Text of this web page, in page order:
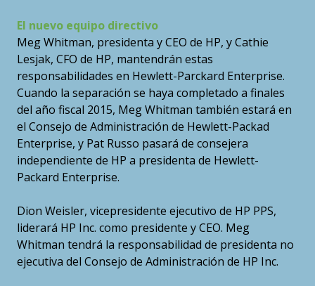
El nuevo equipo directivo
Meg Whitman, presidenta y CEO de HP, y Cathie
Lesjak, CFO de HP, mantendrán estas
responsabilidades en Hewlett-Parckard Enterprise.
Cuando la separación se haya completado a finales
del año fiscal 2015, Meg Whitman también estará en
el Consejo de Administración de Hewlett-Packad
Enterprise, y Pat Russo pasará de consejera
independiente de HP a presidenta de Hewlett-
Packard Enterprise.
Dion Weisler, vicepresidente ejecutivo de HP PPS,
liderará HP Inc. como presidente y CEO. Meg
Whitman tendrá la responsabilidad de presidenta no
ejecutiva del Consejo de Administración de HP Inc.